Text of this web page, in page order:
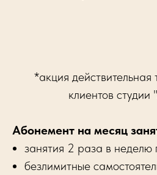
*акция действительная
клиентов
Абонемент на месяц
занятия 2 раза в неделю
безлимитные